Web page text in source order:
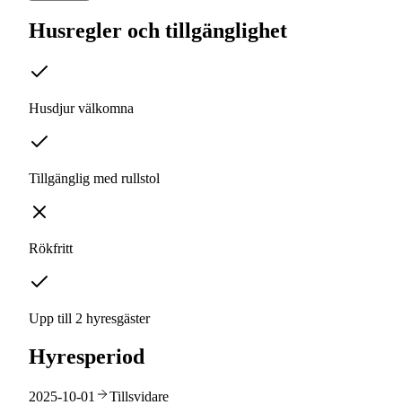
Husregler och tillgänglighet
Husdjur välkomna
Tillgänglig med rullstol
Rökfritt
Upp till 2 hyresgäster
Hyresperiod
2025-10-01 Tillsvidare